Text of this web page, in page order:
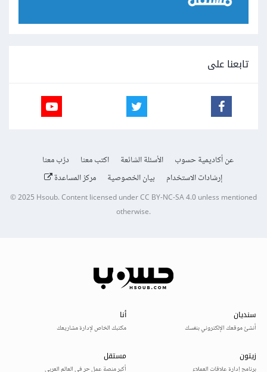
تابعنا على
عن أكاديمية حسوب الأسئلة الشائعة اكتب معنا
درّب معنا
إرشادات الاستخدام
بيان الخصوصية مركز المساعدة
© 2025Hsoub.Content licensed underCC BY-NC-SA 4.0unless mentioned
otherwise.